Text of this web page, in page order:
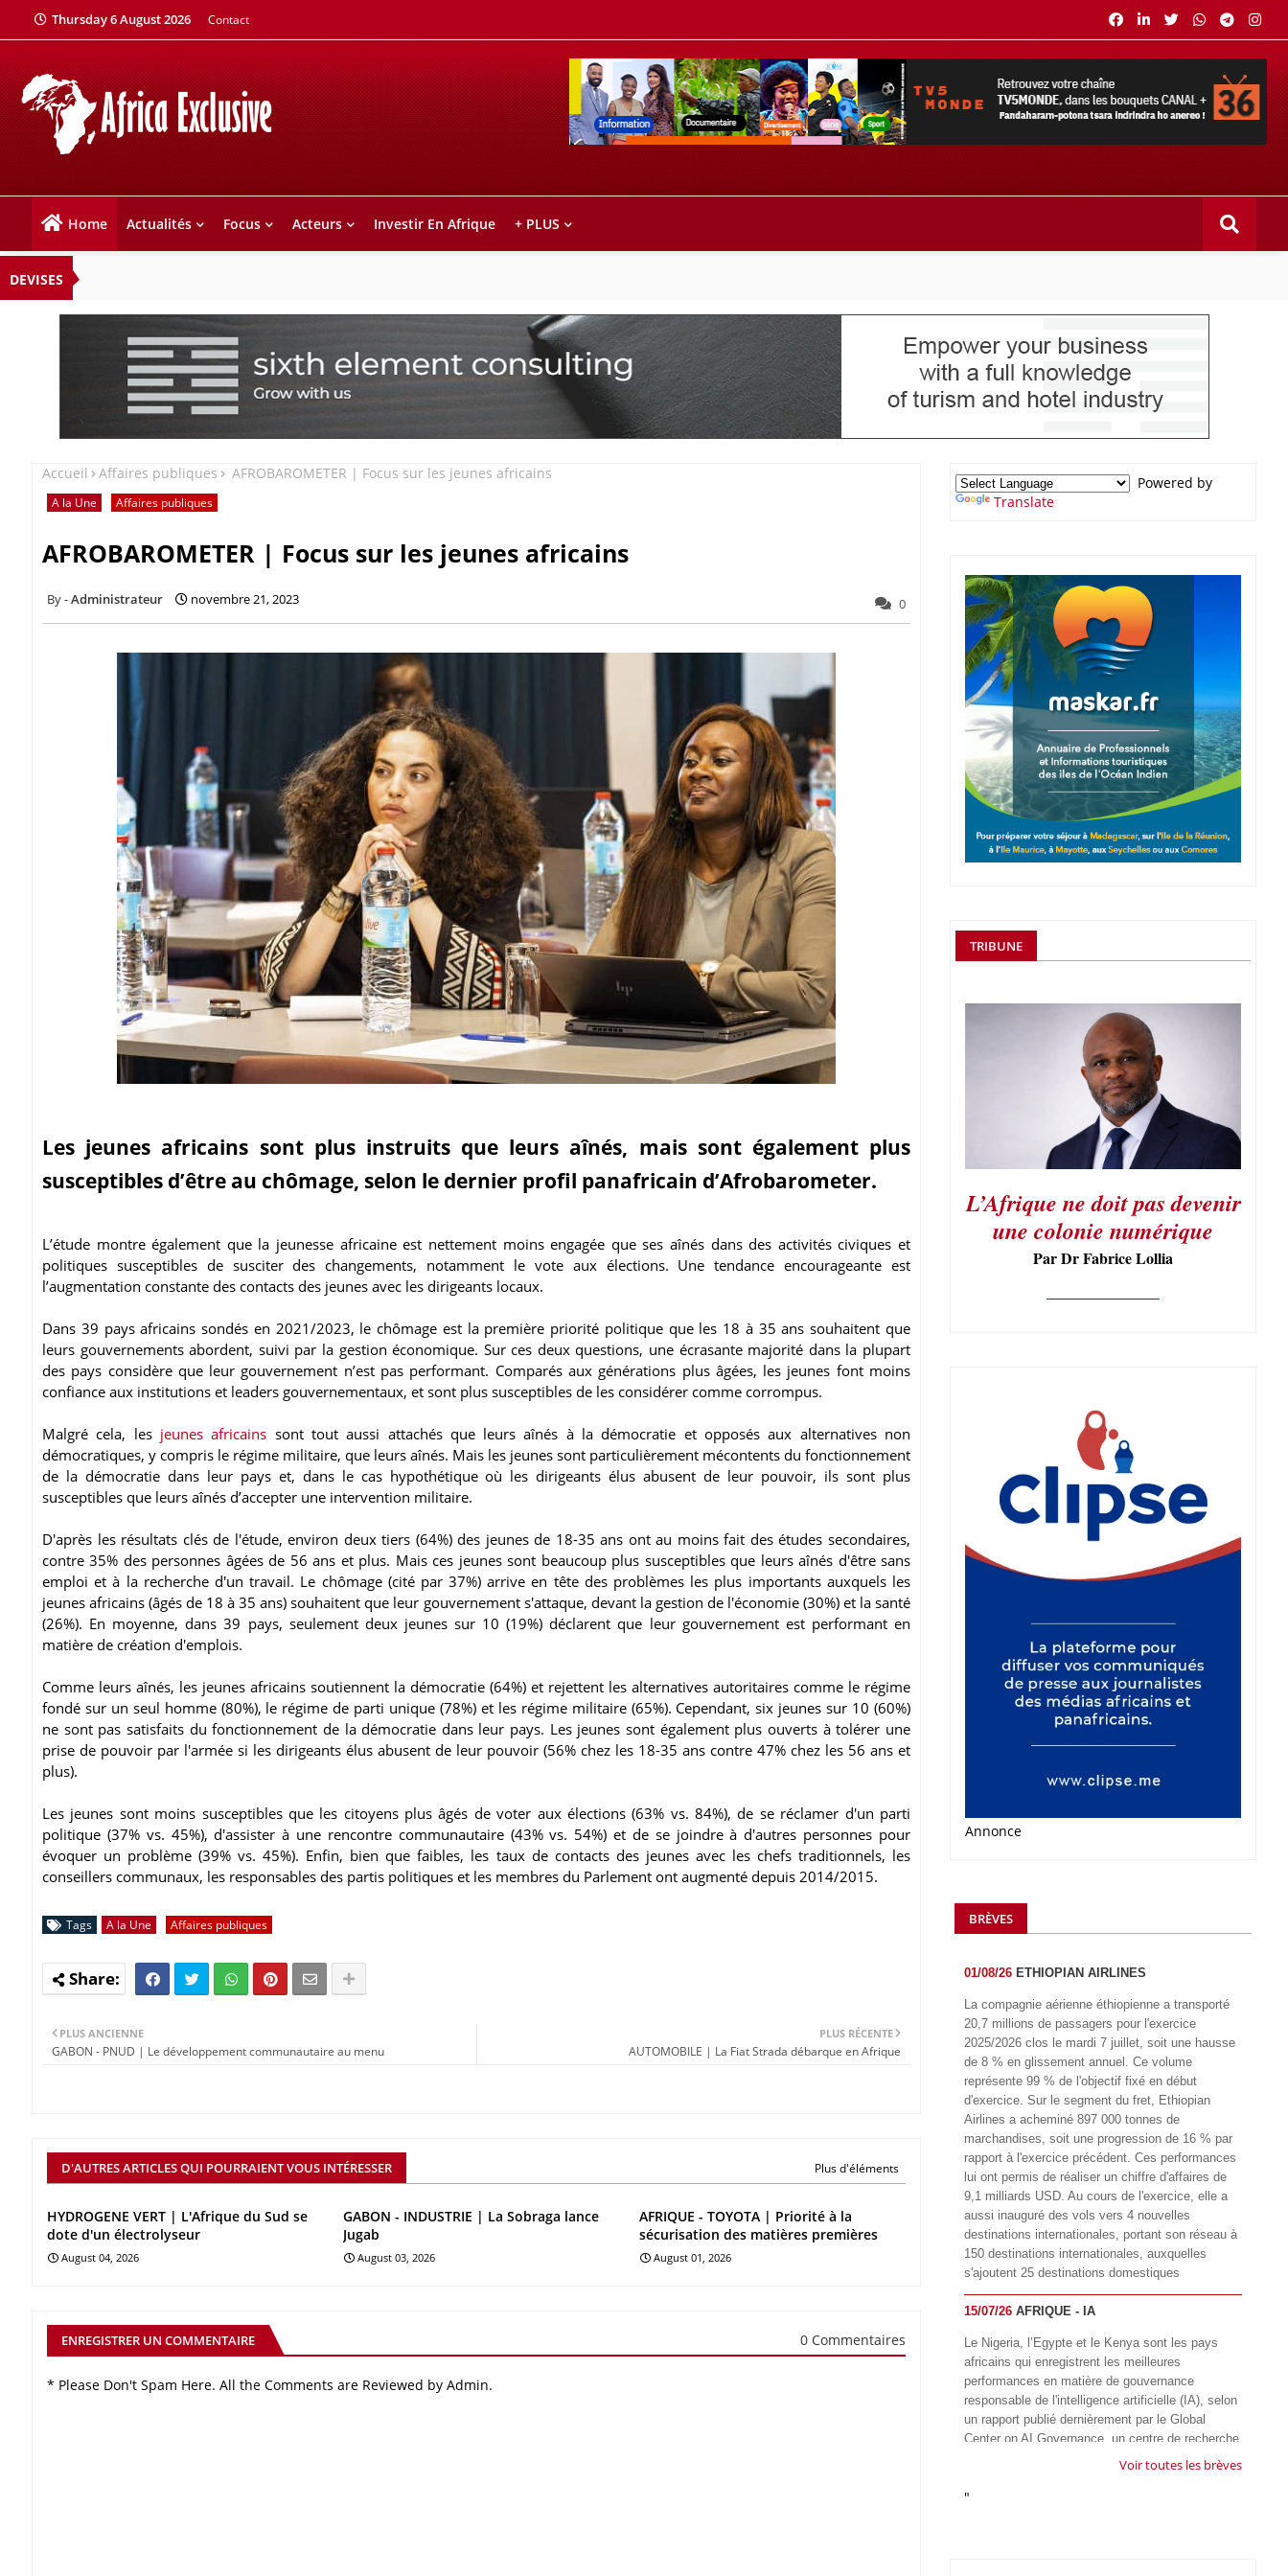
Thursday 6 August 2026 Contact
Home Actualités Focus Acteurs Investir En Afrique + PLUS
DEVISES
Accueil Affaires publiques AFROBAROMETER | Focus sur les jeunes africains
A la Une Affaires publiques
AFROBAROMETER | Focus sur les jeunes africains
Administrateur novembre 21, 2023 0
Les jeunes africains sont plus instruits que leurs aînés, mais sont également plus
susceptibles d’être au chômage, selon le dernier profil panafricain d’Afrobarometer.
L’étude montre également que la jeunesse africaine est nettement moins engagée que ses aînés dans des activités civiques et
politiques susceptibles de susciter des changements, notamment le vote aux élections. Une tendance encourageante est
l’augmentation constante des contacts des jeunes avec les dirigeants locaux.
Dans 39 pays africains sondés en 2021/2023, le chômage est la première priorité politique que les 18 à 35 ans souhaitent que
leurs gouvernements abordent, suivi par la gestion économique. Sur ces deux questions, une écrasante majorité dans la plupart
des pays considère que leur gouvernement n’est pas performant. Comparés aux générations plus âgées, les jeunes font moins
confiance aux institutions et leaders gouvernementaux, et sont plus susceptibles de les considérer comme corrompus.
Malgré cela, lesjeunes africains sont tout aussi attachés que leurs aînés à la démocratie et opposés aux alternatives non
démocratiques, y compris le régime militaire, que leurs aînés. Mais les jeunes sont particulièrement mécontents du fonctionnement
de la démocratie dans leur pays et, dans le cas hypothétique où les dirigeants élus abusent de leur pouvoir, ils sont plus
susceptibles que leurs aînés d’accepter une intervention militaire.
D'après les résultats clés de l'étude, environ deux tiers (64%) des jeunes de 18-35 ans ont au moins fait des études secondaires,
contre 35% des personnes âgées de 56 ans et plus. Mais ces jeunes sont beaucoup plus susceptibles que leurs aînés d'être sans
emploi et à la recherche d'un travail. Le chômage (cité par 37%) arrive en tête des problèmes les plus importants auxquels les
jeunes africains (âgés de 18 à 35 ans) souhaitent que leur gouvernement s'attaque, devant la gestion de l'économie (30%) et la santé
(26%). En moyenne, dans 39 pays, seulement deux jeunes sur 10 (19%) déclarent que leur gouvernement est performant en
matière de création d'emplois.
Comme leurs aînés, les jeunes africains soutiennent la démocratie (64%) et rejettent les alternatives autoritaires comme le régime
fondé sur un seul homme (80%), le régime de parti unique (78%) et les régime militaire (65%). Cependant, six jeunes sur 10 (60%)
ne sont pas satisfaits du fonctionnement de la démocratie dans leur pays. Les jeunes sont également plus ouverts à tolérer une
prise de pouvoir par l'armée si les dirigeants élus abusent de leur pouvoir (56% chez les 18-35 ans contre 47% chez les 56 ans et
plus).
Les jeunes sont moins susceptibles que les citoyens plus âgés de voter aux élections (63% vs. 84%), de se réclamer d'un parti
politique (37% vs. 45%), d'assister à une rencontre communautaire (43% vs. 54%) et de se joindre à d'autres personnes pour
évoquer un problème (39% vs. 45%). Enfin, bien que faibles, les taux de contacts des jeunes avec les chefs traditionnels, les
conseillers communaux, les responsables des partis politiques et les membres du Parlement ont augmenté depuis 2014/2015.
Tags A la Une Affaires publiques
PLUS RÉCENTE
AUTOMOBILE | La Fiat Strada débarque en Afrique
PLUS ANCIENNE
GABON - PNUD | Le développement communautaire au menu
D'AUTRES ARTICLES QUI POURRAIENT VOUS INTÉRESSER Plus d'éléments
HYDROGENE VERT | L'Afrique du Sud se
dote d'un électrolyseur
August 04, 2026
GABON - INDUSTRIE | La Sobraga lance
Jugab
August 03, 2026
AFRIQUE - TOYOTA | Priorité à la
sécurisation des matières premières
August 01, 2026
ENREGISTRER UN COMMENTAIRE 0 Commentaires
* Please Don't Spam Here. All the Comments are Reviewed by Admin.
Powered by
Translate
TRIBUNE
L’Afrique ne doit pas devenir
une colonie numérique
Par Dr Fabrice Lollia
Annonce
BRÈVES
01/08/26 ETHIOPIAN AIRLINES
La compagnie aérienne éthiopienne a transporté
20,7 millions de passagers pour l'exercice
2025/2026 clos le mardi 7 juillet, soit une hausse
de 8 % en glissement annuel. Ce volume
représente 99 % de l'objectif fixé en début
d'exercice. Sur le segment du fret, Ethiopian
Airlines a acheminé 897 000 tonnes de
marchandises, soit une progression de 16 % par
rapport à l'exercice précédent. Ces performances
lui ont permis de réaliser un chiffre d'affaires de
9,1 milliards USD. Au cours de l'exercice, elle a
aussi inauguré des vols vers 4 nouvelles
destinations internationales, portant son réseau à
150 destinations internationales, auxquelles
s'ajoutent 25 destinations domestiques
15/07/26 AFRIQUE - IA
Le Nigeria, l’Egypte et le Kenya sont les pays
africains qui enregistrent les meilleures
performances en matière de gouvernance
responsable de l'intelligence artificielle (IA), selon
un rapport publié dernièrement par le Global
Center on AI Governance, un centre de recherche
basé en Afrique du Sud, qui œuvre à promouvoir
à l'échelle mondiale. Alors que l’IA transforme
Voir toutes les brèves
"